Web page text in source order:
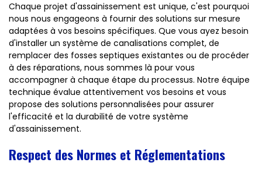
Chaque projet d'assainissement est unique, c'est pourquoi
nous nous engageons à fournir des solutions sur mesure
adaptées à vos besoins spécifiques. Que vous ayez besoin
d'installer un système de canalisations complet, de
remplacer des fosses septiques existantes ou de procéder
à des réparations, nous sommes là pour vous
accompagner à chaque étape du processus. Notre équipe
technique évalue attentivement vos besoins et vous
propose des solutions personnalisées pour assurer
l'efficacité et la durabilité de votre système
d'assainissement.
Respect des Normes et Réglementations